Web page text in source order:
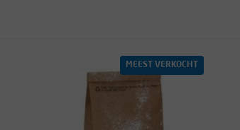
MEEST VERKOCHT